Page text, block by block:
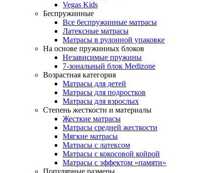
Vegas Kids
Беспружинные
Все беспружинные матрасы
Латексные матрасы
Матрасы в рулонной упаковке
На основе пружинных блоков
Независимые пружины
7-зональный блок Medizone
Возрастная категория
Матрасы для детей
Матрасы для подростков
Матрасы для взрослых
Степень жесткости и материалы
Жесткие матрасы
Матрасы средней жесткости
Мягкие матрасы
Матрасы с латексом
Матрасы с кокосовой койрой
Матрасы с эффектом «памяти»
Популярные размеры